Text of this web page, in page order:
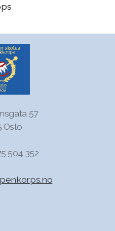
57
Oslo
504 352